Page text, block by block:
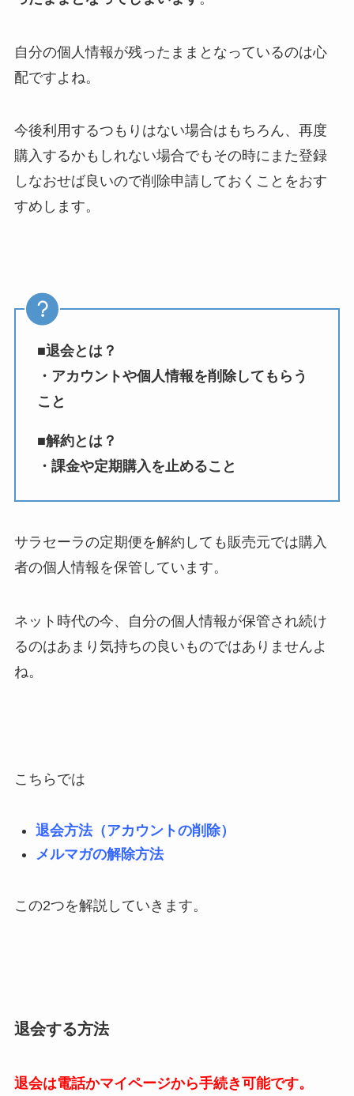
自分の個人情報が残ったままとなっているのは心
配ですよね。
今後利用するつもりはない場合はもちろん、再度
購入するかもしれない場合でもその時にまた登録
しなおせば良いので削除申請しておくことをおす
すめします。
■退会とは？
・アカウントや個人情報を削除してもらう
こと
■解約とは？
・課金や定期購入を止めること
サラセーラの定期便を解約しても販売元では購入
者の個人情報を保管しています。
ネット時代の今、自分の個人情報が保管され続け
るのはあまり気持ちの良いものではありませんよ
ね。
こちらでは
退会方法（アカウントの削除）
メルマガの解除方法
この2つを解説していきます。
退会する方法
退会は電話かマイページから手続き可能です。